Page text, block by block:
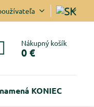
Nákupný košík
0 €
KONIEC